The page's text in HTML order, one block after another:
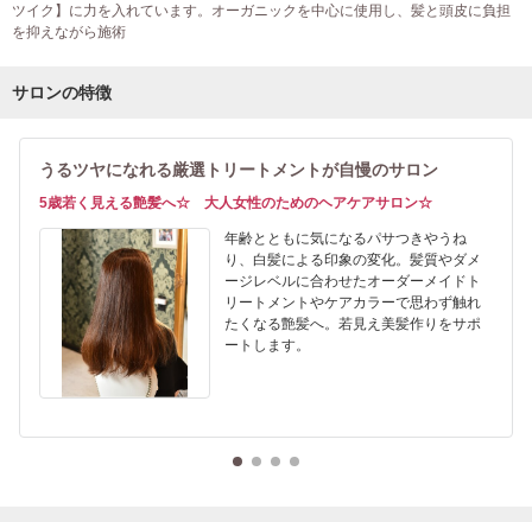
ツイク】に力を入れています。オーガニックを中心に使用し、髪と頭皮に負担
を抑えながら施術
サロンの特徴
うるツヤになれる厳選トリートメントが自慢のサロン
5歳若く見える艶髪へ☆ 大人女性のためのヘアケアサロン☆
年齢とともに気になるパサつきやうね
り、白髪による印象の変化。髪質やダメ
ージレベルに合わせたオーダーメイドト
リートメントやケアカラーで思わず触れ
たくなる艶髪へ。若見え美髪作りをサポ
ートします。